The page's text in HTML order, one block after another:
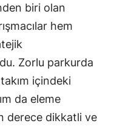
Kayseri
Kırşehir
biri olan
hem
Zorlu parkurda
içindeki
da eleme
derece dikkatli ve